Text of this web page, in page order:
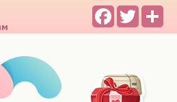
FacebookTwitter